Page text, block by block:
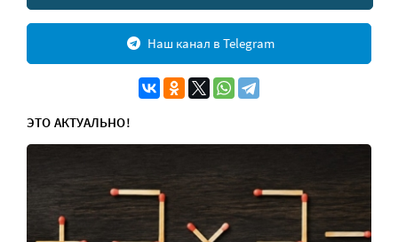
Наш канал в Telegram
ЭТО АКТУАЛЬНО!